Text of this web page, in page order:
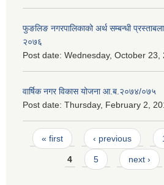
फुङलिङ नगरपालिकाको अर्थ सम्बन्धी
२०७६
Post date: Wednesday, October 23,
वार्षिक नगर विकास योजना आ.ब.२०७४/०७५
Post date: Thursday, February 2,
Pages
« first ‹ previous
4 5 next ›